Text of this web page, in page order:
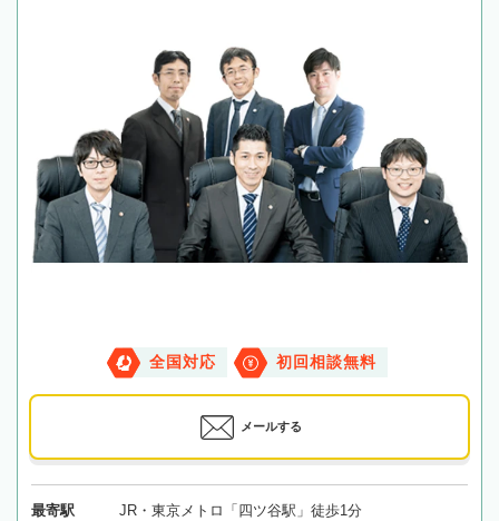
全国対応 初回相談無料
メールする
最寄駅 JR・東京メトロ「四ツ谷駅」徒歩1分